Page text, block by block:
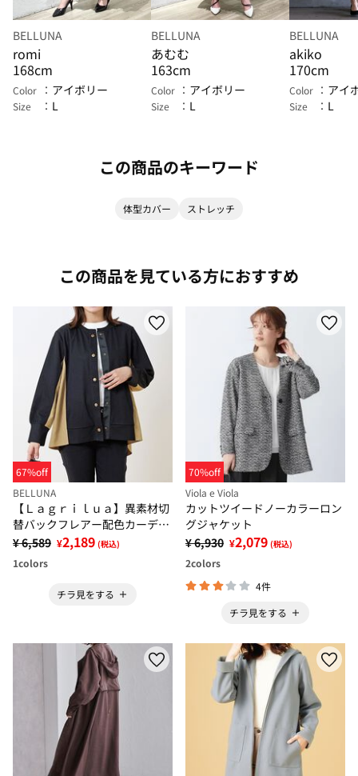
BELLUNA
romi
168cm
Color アイボリー
Size L
BELLUNA
あむむ
163cm
Color アイボリー
Size L
BELLUNA
akiko
170cm
Color アイ
Size L
この商品のキーワード
体型カバー ストレッチ
この商品を見ている方におすすめ
67%off
BELLUNA
【Ｌａｇｒｉｌｕａ】異素材切
替バックフレアー配色カーディ
ガン
¥ 6,589 ¥2,189 (税込)
1colors
チラ見をする
70%off
Viola e Viola
カットツイードノーカラーロン
グジャケット
¥ 6,930 ¥2,079 (税込)
2colors
4件
チラ見をする